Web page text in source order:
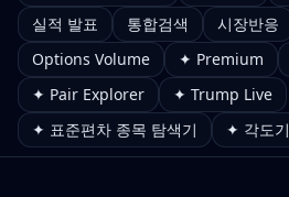
실적 발표
통합검색 시장반응
Options Volume
✦ Premium
✦ Pair Explorer
✦ Trump Live
✦ 표준편차 종목 탐색기
✦ 각도기